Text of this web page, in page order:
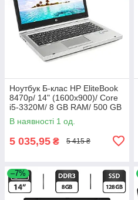
Ноутбук Б-клас HP EliteBook
8470p/ 14" (1600x900)/ Core
i5-3320M/ 8 GB RAM/ 500 GB
HDD/ HD 4000
В наявності 1 од.
5 035,95 ₴ 5 415 ₴
–7%